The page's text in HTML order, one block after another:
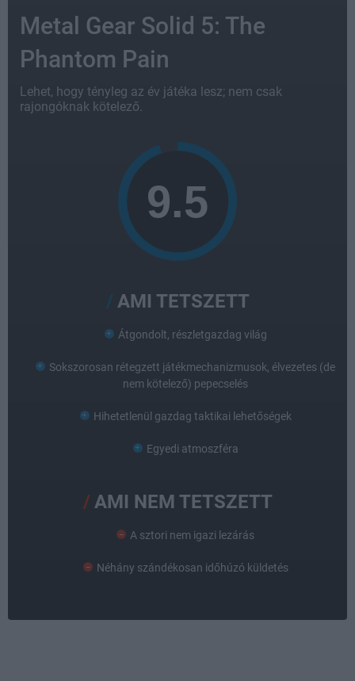
Metal Gear Solid 5: The
Phantom Pain
Lehet, hogy tényleg az év játéka lesz; nem csak
rajongóknak kötelező.
AMI TETSZETT
Átgondolt, részletgazdag világ
Sokszorosan rétegzett játékmechanizmusok, élvezetes (de
nem kötelező) pepecselés
Hihetetlenül gazdag taktikai lehetőségek
Egyedi atmoszféra
AMI NEM TETSZETT
A sztori nem igazi lezárás
Néhány szándékosan időhúzó küldetés